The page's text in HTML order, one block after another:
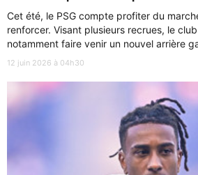
Cet été, le PSG compte profiter du
renforcer. Visant plusieurs recrues, le
notamment faire venir un nouvel arrière
12 juin 2026 à 04h30